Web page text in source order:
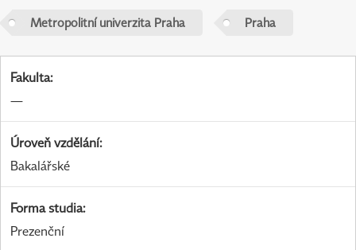
Metropolitní univerzita Praha Praha
Fakulta:
—
Úroveň vzdělání:
Bakalářské
Forma studia:
Prezenční